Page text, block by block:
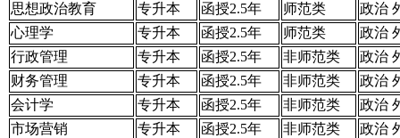
思想政治教育
专升本 函授2.5年 师范类
政治
心理学
专升本 函授2.5年 师范类
政治
行政管理
专升本 函授2.5年 非师范类
政治
财务管理
专升本 函授2.5年 非师范类
政治
会计学
专升本 函授2.5年 非师范类
政治
市场营销
专升本 函授2.5年 非师范类
政治